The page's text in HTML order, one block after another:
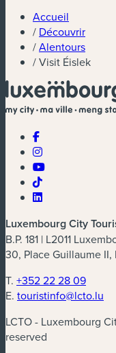
Accueil
/ Découvrir
/Alentours
/Visit Éislek
Luxembourg City
B.P. 181 | L2011
30, Place Guillaume II,
T. +352 22 28 09
E. touristinfo@lcto.lu
LCTO - Luxembourg
reserved